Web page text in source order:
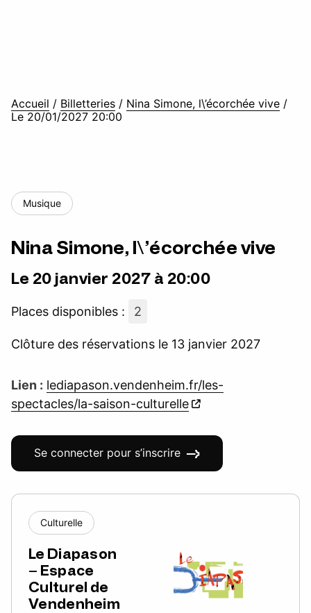
Accueil / Billetteries / Nina Simone, l\’écorchée vive /
Le 20/01/2027 20:00
Musique
Nina Simone, l\’écorchée vive
Le 20 janvier 2027 à 20:00
Places disponibles : 2
Clôture des réservations le 13 janvier 2027
Lien : lediapason.vendenheim.fr/les-
spectacles/la-saison-culturelle
Se connecter pour s’inscrire
Culturelle
Le Diapason
– Espace
Culturel de
Vendenheim